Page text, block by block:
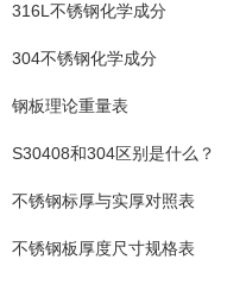
316L不锈钢化学成分
304不锈钢化学成分
钢板理论重量表
S30408和304区别是什么？
不锈钢标厚与实厚对照表
不锈钢板厚度尺寸规格表